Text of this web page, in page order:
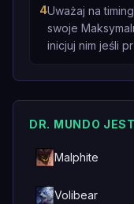
4Uważaj na
swoje
inicjuj nim jeśli
DR. MUNDO
Malphite
Volibear